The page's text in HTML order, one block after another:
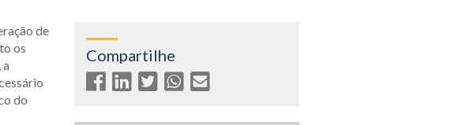
de
os
do
Compartilhe